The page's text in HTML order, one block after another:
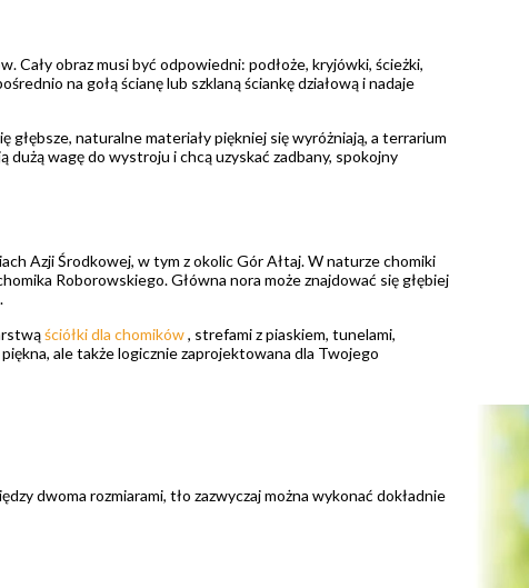
Cały obraz musi być odpowiedni: podłoże, kryjówki, ścieżki,
na gołą ścianę lub szklaną ściankę działową i nadaje
naturalne materiały piękniej się wyróżniają, a terrarium
dużą wagę do wystroju i chcą uzyskać zadbany, spokojny
Azji Środkowej, w tym z okolic Gór Ałtaj. W naturze chomiki
Roborowskiego. Główna nora może znajdować się głębiej
ściółki dla chomików, strefami z piaskiem, tunelami,
ale także logicznie zaprojektowana dla Twojego
dwoma rozmiarami, tło zazwyczaj można wykonać dokładnie